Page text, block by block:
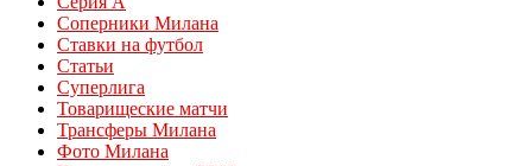
Соперники Милана
Ставки на футбол
Статьи
Суперлига
Товарищеские матчи
Трансферы Милана
Фото Милана